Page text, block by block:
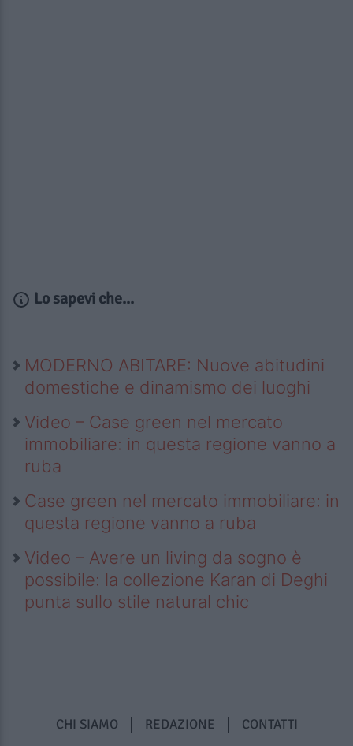
Lo sapevi che...
MODERNO ABITARE: Nuove abitudini
domestiche e dinamismo dei luoghi
Video – Case green nel mercato
immobiliare: in questa regione vanno a
ruba
Case green nel mercato immobiliare: in
questa regione vanno a ruba
Video – Avere un living da sogno è
possibile: la collezione Karan di Deghi
punta sullo stile natural chic
CHI SIAMO REDAZIONE CONTATTI